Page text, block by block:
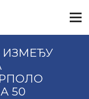
50